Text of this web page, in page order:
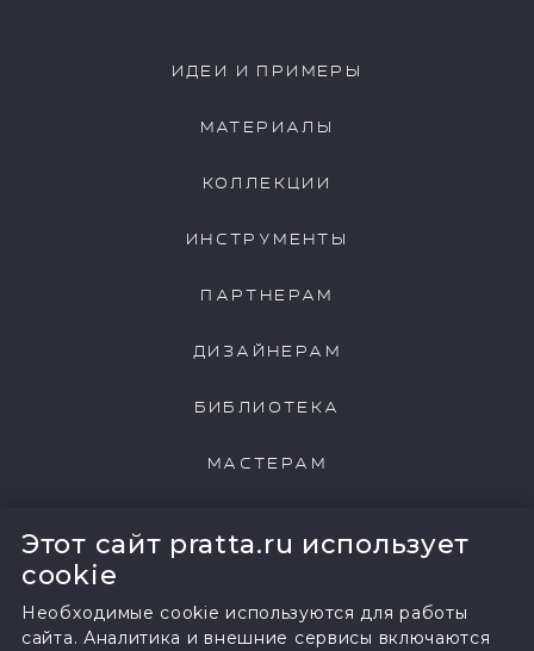
Этот сайт pratta.ru использует
cookie
Необходимые cookie используются для работы
сайта. Аналитика и внешние сервисы включаются
ИДЕИ И ПРИМЕРЫ
МАТЕРИАЛЫ
КОЛЛЕКЦИИ
ИНСТРУМЕНТЫ
ПАРТНЕРАМ
ДИЗАЙНЕРАМ
БИБЛИОТЕКА
МАСТЕРАМ